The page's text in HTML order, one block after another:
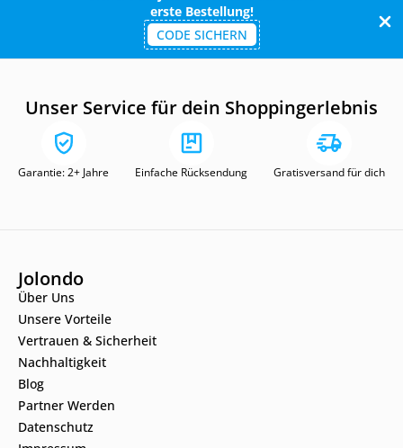
erste Bestellung!
CODE SICHERN
Unser Service für dein Shoppingerlebnis
Garantie: 2+ Jahre Einfache Rücksendung Gratisversand für dich
Jolondo
Über Uns
Unsere Vorteile
Vertrauen & Sicherheit
Nachhaltigkeit
Blog
Partner Werden
Datenschutz